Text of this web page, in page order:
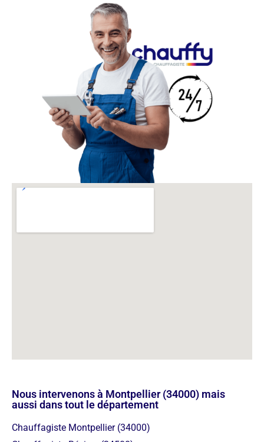
Nous intervenons à Montpellier (34000) mais
aussi dans tout le département
Chauffagiste Montpellier (34000)